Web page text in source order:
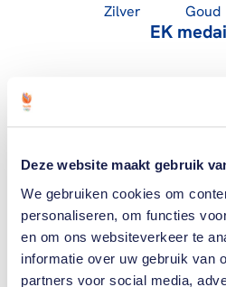
Deze website maakt gebruik
We gebruiken cookies om
personaliseren, om functies
en om ons websiteverkeer te
informatie over uw gebruik van
partners voor social media,
Zilver Goud
EK
Zilver Goud